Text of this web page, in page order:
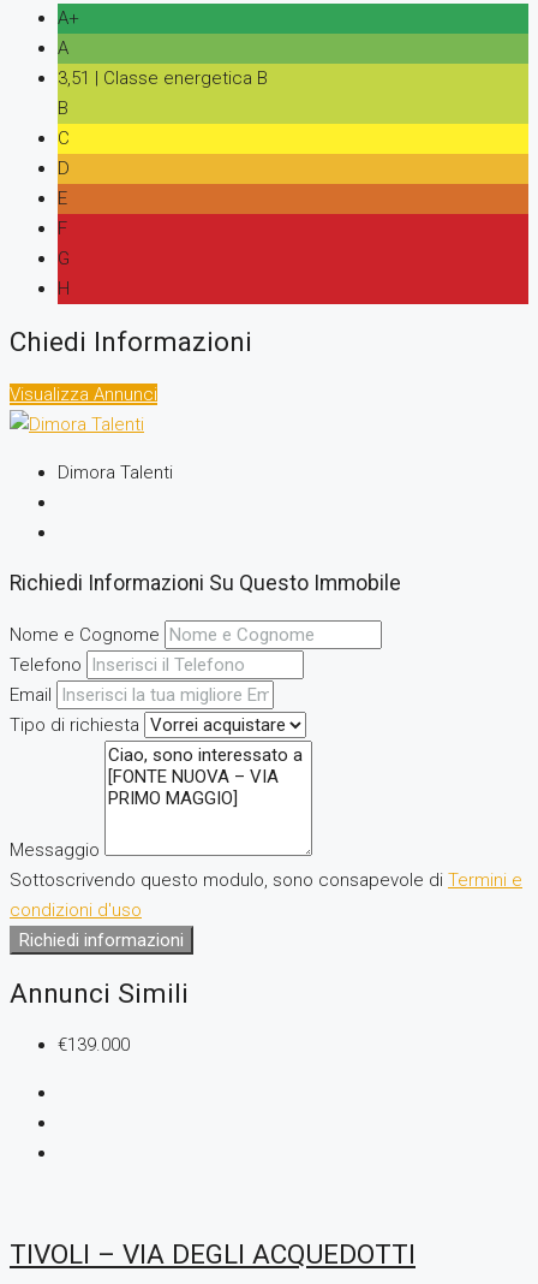
A+
A
3,51 | Classe energetica B
B
C
D
E
F
G
H
Chiedi Informazioni
Visualizza Annunci
Dimora Talenti
Richiedi Informazioni Su Questo Immobile
Nome e Cognome
Telefono
Email
Tipo di richiesta
Messaggio
Sottoscrivendo questo modulo, sono consapevole di Termini e
condizioni d'uso
Richiedi informazioni
Annunci Simili
€139.000
TIVOLI – VIA DEGLI ACQUEDOTTI